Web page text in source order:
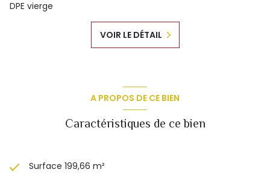
DPE vierge
VOIR LE DÉTAIL
A PROPOS DE CE BIEN
Caractéristiques de ce bien
Surface 199,66 m²